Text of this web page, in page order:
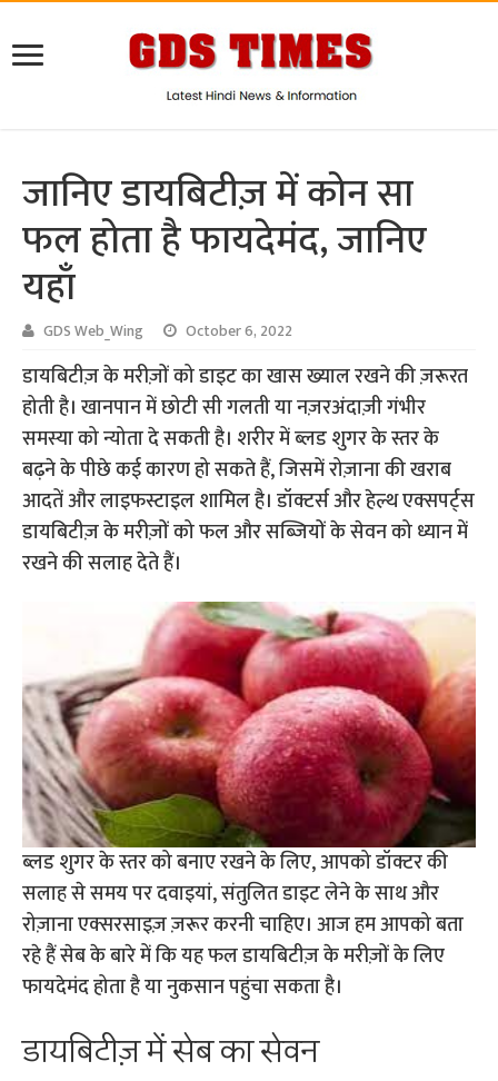
जानिए डायबिटीज़ में कोन सा
फल होता है फायदेमंद, जानिए
यहाँ
GDS Web_Wing October 6, 2022
डायबिटीज़ के मरीज़ों को डाइट का खास ख्याल रखने की ज़रूरत
होती है। खानपान में छोटी सी गलती या नज़रअंदाज़ी गंभीर
समस्या को न्योता दे सकती है। शरीर में ब्लड शुगर के स्तर के
बढ़ने के पीछे कई कारण हो सकते हैं, जिसमें रोज़ाना की खराब
आदतें और लाइफस्टाइल शामिल है। डॉक्टर्स और हेल्थ एक्सपर्ट्स
डायबिटीज़ के मरीज़ों को फल और सब्ज़ियों के सेवन को ध्यान में
रखने की सलाह देते हैं।
ब्लड शुगर के स्तर को बनाए रखने के लिए, आपको डॉक्टर की
सलाह से समय पर दवाइयां, संतुलित डाइट लेने के साथ और
रोज़ाना एक्सरसाइज़ ज़रूर करनी चाहिए। आज हम आपको बता
रहे हैं सेब के बारे में कि यह फल डायबिटीज़ के मरीज़ों के लिए
फायदेमंद होता है या नुकसान पहुंचा सकता है।
डायबिटीज़ में सेब का सेवन